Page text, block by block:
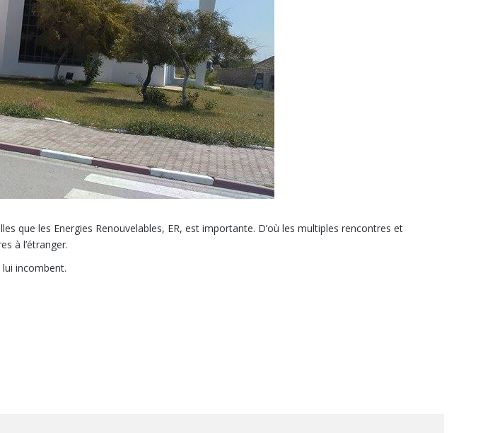
que les Energies Renouvelables, ER, est importante. D’où les multiples rencontres et
à l’étranger.
lui incombent.